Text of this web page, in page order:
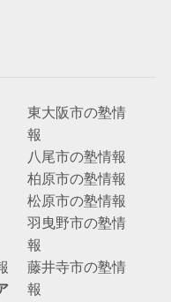
東大阪市の塾情
報
八尾市の塾情報
柏原市の塾情報
松原市の塾情報
羽曳野市の塾情
報
藤井寺市の塾情
報